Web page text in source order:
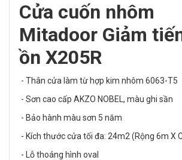
Cửa cuốn nhôm
Mitadoor Giảm
ồn X205R
- Thân cửa làm từ hợp kim nhôm 6063-T5
- Sơn cao cấp AKZO NOBEL, màu ghi sần
- Bảo hành màu sơn 5 năm
- Kích thước cửa tối đa: 24m2 (Rộng 6m X
- Lỗ thoáng hình oval